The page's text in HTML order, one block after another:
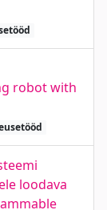
robot with
loodava